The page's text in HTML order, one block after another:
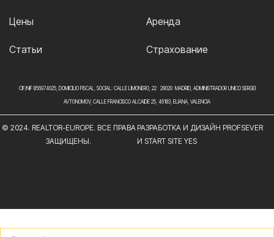
Цены
Статьи
Аренда
Страхование
CIF/NIF B56974025, DOMICILIO FISCAL, SOCIAL: CALLE LIMONERO, 22 28020 MADRID, ADMINISTRADOR UNICO SERGEI
AVTONOMOV, CALLE FRANCISCO ALCAIDE 25, 46183, ELIANA, VALENCIA
© 2024. REALTOR-EUROPE. ВСЕ ПРАВА
ЗАЩИЩЕНЫ.
РАЗРАБОТКА И ДИЗАЙН PROFSEVER
И START SITE YES